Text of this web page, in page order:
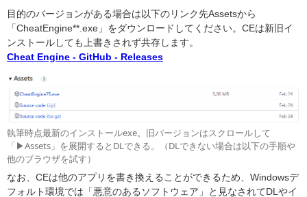
目的のバージョンがある場合は以下のリンク先Assetsから
「CheatEngine**.exe」をダウンロードしてください。CEは新旧イ
ンストールしても上書きされず共存します。
Cheat Engine - GitHub - Releases
執筆時点最新のインストールexe。旧バージョンはスクロールして
「▶Assets」を展開するとDLできる。（DLできない場合は以下の手順や
他のブラウザを試す）
なお、CEは他のアプリを書き換えることができるため、Windowsデ
フォルト環境では「悪意のあるソフトウェア」と見なされてDLやイ